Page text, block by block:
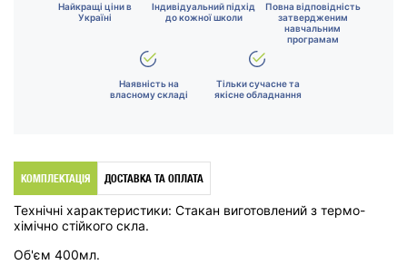
Найкращі ціни в
Україні
Індивідуальний підхід
до кожної школи
Повна відповідність
затвердженим
навчальним
програмам
Наявність на
власному складі
Тільки сучасне та
якісне обладнання
КОМПЛЕКТАЦІЯ ДОСТАВКА ТА ОПЛАТА
Технічні характеристики: Стакан виготовлений з термо-
хімічно стійкого скла.
Об'єм 400мл.